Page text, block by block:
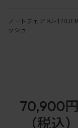
ノートチェア KJ-
ッシュ
70,900円
（税込）